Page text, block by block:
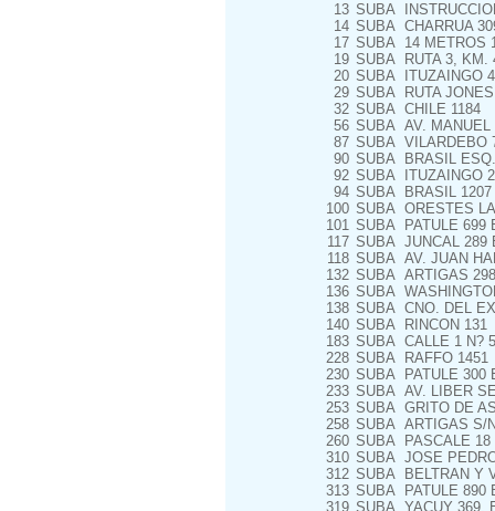
13 SUBA
14 SUBA CHARRUA
17 SUBA 14 METROS
19 SUBA RUTA 3, KM.
20 SUBA ITUZAINGO
29 SUBA RUTA
32 SUBA CHILE 1184
56 SUBA AV. MANUEL
87 SUBA VILARDEBO
90 SUBA BRASIL
92 SUBA ITUZAINGO
94 SUBA BRASIL
100 SUBA ORESTES
101 SUBA PATULE 699
117 SUBA JUNCAL 289
118 SUBA AV. JUAN
132 SUBA ARTIGAS
136 SUBA
138 SUBA CNO. DEL
140 SUBA RINCON 131
183 SUBA CALLE 1 N?
228 SUBA RAFFO 1451
230 SUBA PATULE 300
233 SUBA AV. LIBER
253 SUBA GRITO DE
258 SUBA ARTIGAS S/
260 SUBA PASCALE 18
310 SUBA JOSE
312 SUBA BELTRAN Y
313 SUBA PATULE 890
319 SUBA YACUY 369,